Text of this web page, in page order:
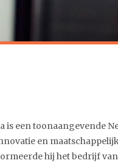
is een toonaangevende
en
hij het bedrijf